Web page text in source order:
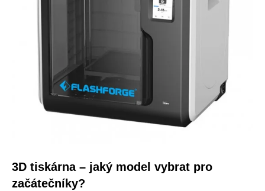
3D tiskárna – jaký model vybrat pro
začátečníky?